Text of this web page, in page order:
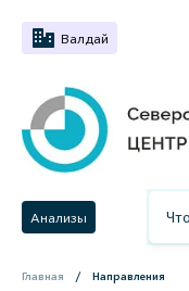
Валдай
Анализы
Главная Направления